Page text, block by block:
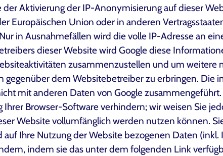
Aktivierung der IP-Anonymisierung auf dieser
Europäischen Union oder in anderen
in Ausnahmefällen wird die volle IP-Adresse an
dieser Website wird Google diese
zusammenzustellen und um
dem Websitebetreiber zu erbringen. Die
mit anderen Daten von Google
Browser-Software verhindern; wir weisen Sie
Website vollumfänglich werden nutzen können.
Ihre Nutzung der Website bezogenen Daten
indem sie das unter dem folgenden Link